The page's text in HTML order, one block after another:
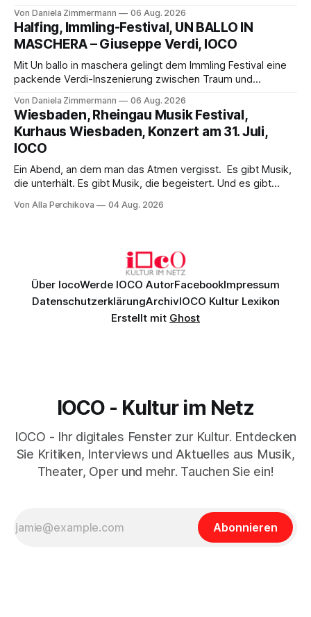
Aufführung mit starken Solisten und den Wiener
Philharmonikern, szenisch bleibt der zweite Akt jedoch
hinter den Erwartungen zurück.
Von Daniela Zimmermann 06 Aug. 2026
Halfing, Immling-Festival, UN BALLO IN
MASCHERA – Giuseppe Verdi, IOCO
Mit Un ballo in maschera gelingt dem Immling Festival eine
packende Verdi-Inszenierung zwischen Traum und
psychologische Tiefe mit starken Bildern, getragen von
einem spielfreudigen Ensemble und einer musikalisch
überzeugenden Gesamtleistung.
Von Daniela Zimmermann 06 Aug. 2026
Wiesbaden, Rheingau Musik Festival,
Kurhaus Wiesbaden, Konzert am 31. Juli,
IOCO
Ein Abend, an dem man das Atmen vergisst. Es gibt Musik,
die unterhält. Es gibt Musik, die begeistert. Und es gibt
Genau so war der Abend im Kurhaus Wiesbaden, an dem
Von Alla Perchikova 04 Aug. 2026
Über IocoWerde IOCO AutorFacebookImpressum
DatenschutzerklärungArchivIOCO Kultur Lexikon
Erstellt mit Ghost
IOCO - Kultur im Netz
IOCO - Ihr digitales Fenster zur Kultur. Entdecken
Sie Kritiken, Interviews und Aktuelles aus Musik,
Theater, Oper und mehr. Tauchen Sie ein!
Abonnieren